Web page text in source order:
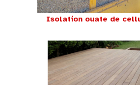
Isolation ouate de